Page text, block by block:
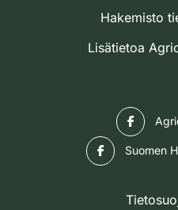
Hakemisto
Lisätietoa
Suomen